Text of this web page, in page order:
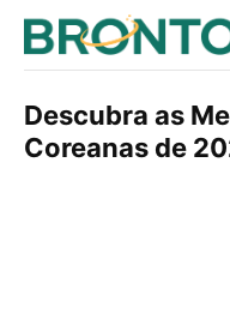
Descubra as
Coreanas de